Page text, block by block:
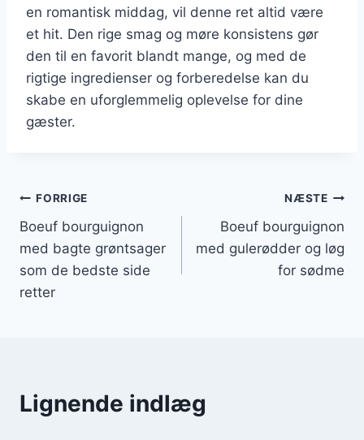
en romantisk middag, vil denne ret altid være
et hit. Den rige smag og møre konsistens gør
den til en favorit blandt mange, og med de
rigtige ingredienser og forberedelse kan du
skabe en uforglemmelig oplevelse for dine
gæster.
Indlægsnavigation
FORRIGE
Boeuf bourguignon
med bagte grøntsager
som de bedste side
retter
NÆSTE
Boeuf bourguignon
med gulerødder og løg
for sødme
Lignende indlæg